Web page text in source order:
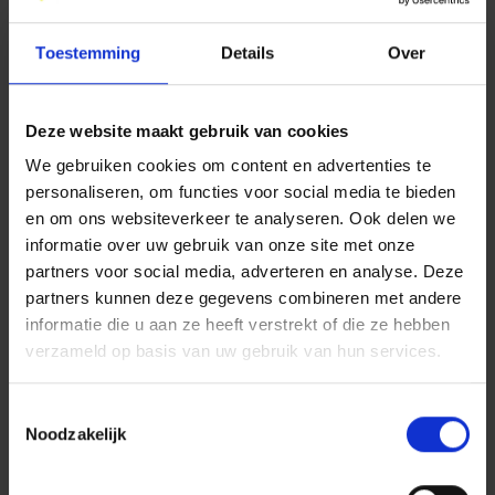
Toestemming Details Over
Deze website maakt gebruik van cookies
We gebruiken cookies om content en advertenties te
personaliseren, om functies voor social media te bieden
en om ons websiteverkeer te analyseren. Ook delen we
informatie over uw gebruik van onze site met onze
partners voor social media, adverteren en analyse. Deze
partners kunnen deze gegevens combineren met andere
informatie die u aan ze heeft verstrekt of die ze hebben
verzameld op basis van uw gebruik van hun services.
Noodzakelijk
Marco van Brecht, directeur bij Dura Vermeer en
Robert Meijaard, Provincie Zeeland